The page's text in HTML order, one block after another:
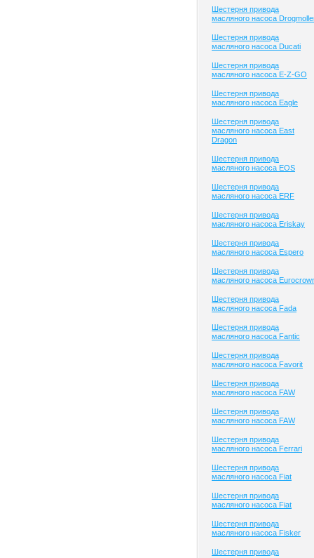
Шестерня привода
масляного насоса
Шестерня привода
масляного насоса Ducati
Шестерня привода
масляного насоса E-Z-GO
Шестерня привода
масляного насоса Eagle
Шестерня привода
масляного насоса East
Dragon
Шестерня привода
масляного насоса EOS
Шестерня привода
масляного насоса ERF
Шестерня привода
масляного насоса Eriskay
Шестерня привода
масляного насоса Espero
Шестерня привода
масляного насоса
Шестерня привода
масляного насоса Fada
Шестерня привода
масляного насоса Fantic
Шестерня привода
масляного насоса Favorit
Шестерня привода
масляного насоса FAW
Шестерня привода
масляного насоса FAW
Шестерня привода
масляного насоса Ferrari
Шестерня привода
масляного насоса Fiat
Шестерня привода
масляного насоса Fiat
Шестерня привода
масляного насоса Fisker
Шестерня привода